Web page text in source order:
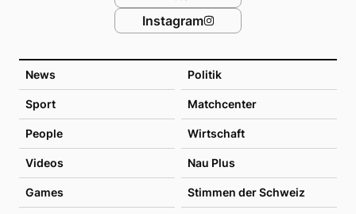
News Politik
Sport Matchcenter
People Wirtschaft
Videos Nau Plus
Games Stimmen der Schweiz
Instagram